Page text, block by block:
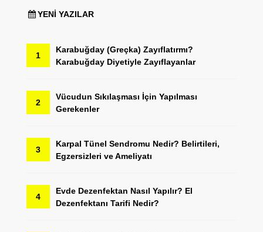
YENI YAZILAR
1
Karabuğday (Greçka) Zayıflatırmı?
Karabuğday Diyetiyle Zayıflayanlar
2
Vücudun Sıkılaşması İçin Yapılması
Gerekenler
3
Karpal Tünel Sendromu Nedir? Belirtileri,
Egzersizleri ve Ameliyatı
4
Evde Dezenfektan Nasıl Yapılır? El
Dezenfektanı Tarifi Nedir?